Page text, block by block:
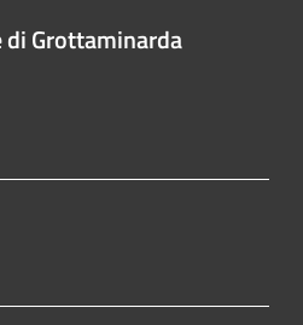
di Grottaminarda